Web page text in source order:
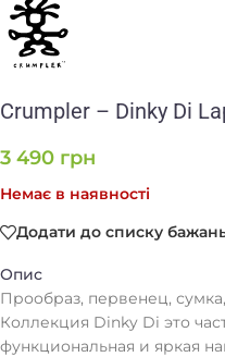
Crumpler – Dinky Di
3 490 грн
Немає в наявності
Додати до списку
Опис
Прообраз, первенец,
Коллекция Dinky Di это
функциональная и яркая